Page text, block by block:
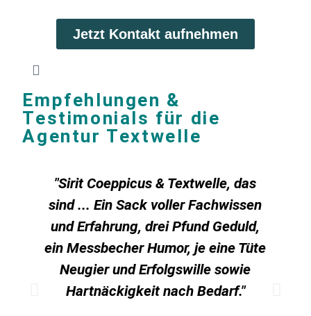
Jetzt Kontakt aufnehmen
Empfehlungen &
Testimonials für die
Agentur Textwelle
"Sirit Coeppicus & Textwelle, das
sind ... Ein Sack voller Fachwissen
und Erfahrung, drei Pfund Geduld,
ein Messbecher Humor, je eine Tüte
Neugier und Erfolgswille sowie
Hartnäckigkeit nach Bedarf."